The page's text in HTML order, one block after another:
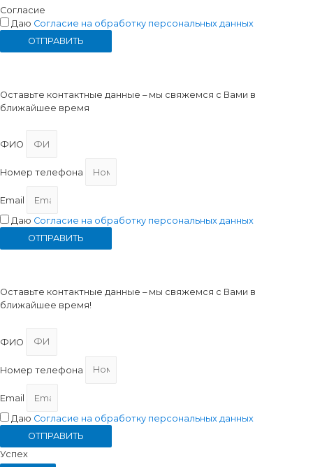
Согласие
Даю Согласие на обработку персональных данных
ОТПРАВИТЬ
Оставьте контактные данные – мы свяжемся с Вами в
ближайшее время
ФИО
Номер телефона
Email
Даю Согласие на обработку персональных данных
ОТПРАВИТЬ
Оставьте контактные данные – мы свяжемся с Вами в
ближайшее время!
ФИО
Номер телефона
Email
Даю Согласие на обработку персональных данных
ОТПРАВИТЬ
Успех